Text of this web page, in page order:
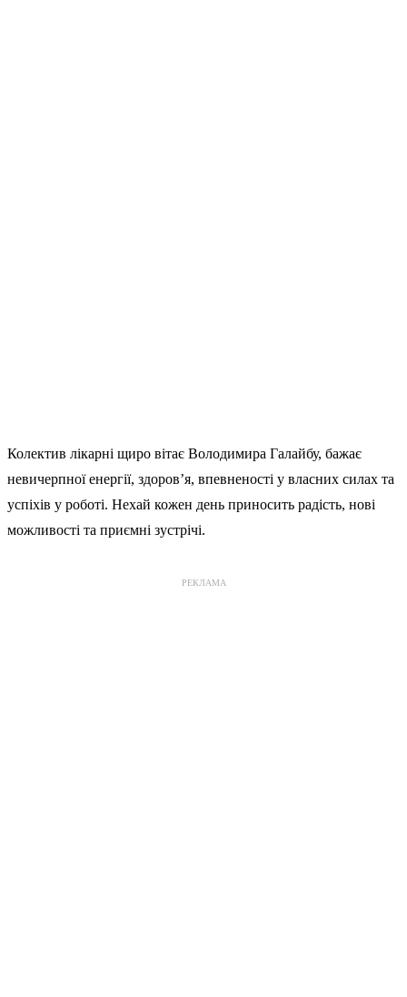
Колектив лікарні щиро вітає Володимира Галайбу, бажає
невичерпної енергії, здоров’я, впевненості у власних силах та
успіхів у роботі. Нехай кожен день приносить радість, нові
можливості та приємні зустрічі.
РЕКЛАМА